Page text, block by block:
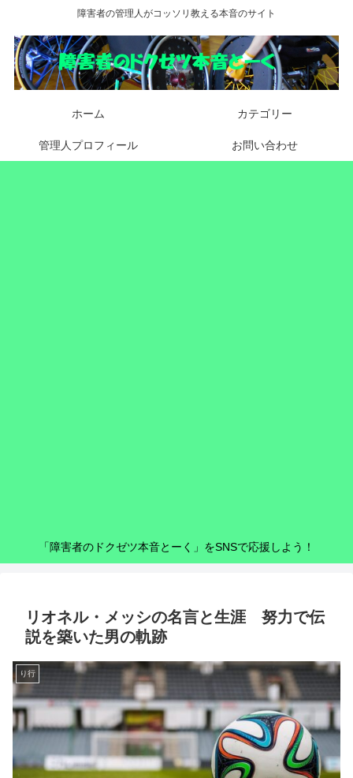
障害者の管理人がコッソリ教える本音のサイト
ホーム カテゴリー
管理人プロフィール お問い合わせ
「障害者のドクゼツ本音とーく」をSNSで応援しよう！
リオネル・メッシの名言と生涯 努力で伝
説を築いた男の軌跡
り行